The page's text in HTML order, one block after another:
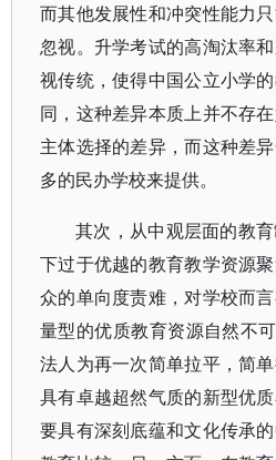
而其他发展性和冲突性能力
忽视。升学考试的高淘汰率
视传统，使得中国公立小学
同，这种差异本质上并不存
主体选择的差异，而这种差
多的民办学校来提供。
其次，从中观层面的教
下过于优越的教育教学资源
众的单向度责难，对学校而
量型的优质教育资源自然不
法人为再一次简单拉平，简
具有卓越超然气质的新型优
要具有深刻底蕴和文化传承